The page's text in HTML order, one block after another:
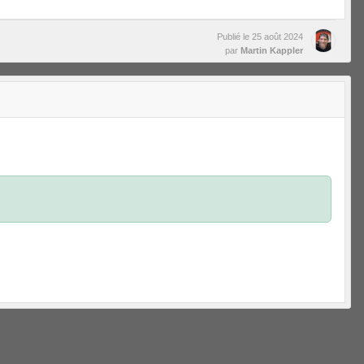
Publié le 25 août 2024
par Martin Kappler